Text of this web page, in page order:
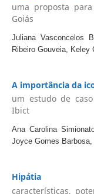
uma proposta
Goiás
Juliana Vasconcelos
Ribeiro Gouveia, Keley
A importância da
um estudo de
Ibict
Ana Carolina
Joyce Gomes
Hipátia
características,